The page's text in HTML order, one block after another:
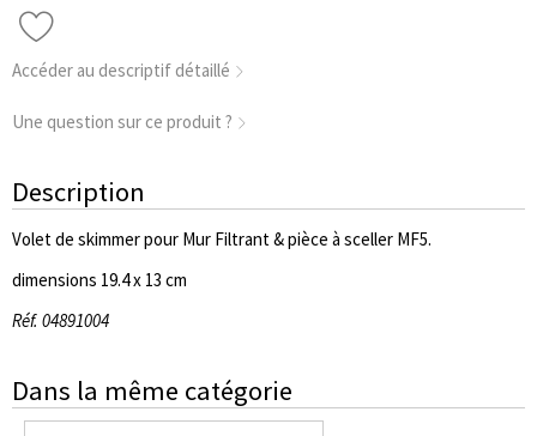
Accéder au descriptif détaillé
Une question sur ce produit ?
Description
Volet de skimmer pour Mur Filtrant & pièce à sceller MF5.
dimensions 19.4 x 13 cm
Réf. 04891004
Dans la même catégorie